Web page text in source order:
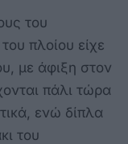
του
πλοίου είχε
με άφιξη στον
πάλι τώρα
ενώ δίπλα
του